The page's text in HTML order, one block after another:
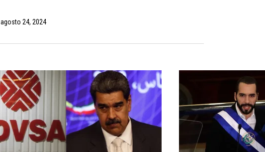
agosto 24, 2024